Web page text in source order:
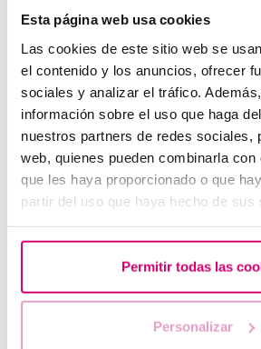
Esta página web usa cookies
Las cookies de este sitio web se
el contenido y los anuncios, ofrecer
sociales y analizar el tráfico.
información sobre el uso que haga
nuestros partners de redes sociales,
web, quienes pueden combinarla con
que les haya proporcionado o que
partir del uso que haya hecho de sus
Permitir todas las
Personalizar
Potser t’interessa